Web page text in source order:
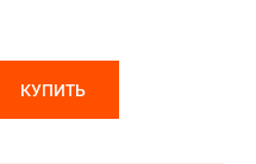
КУПИТЬ